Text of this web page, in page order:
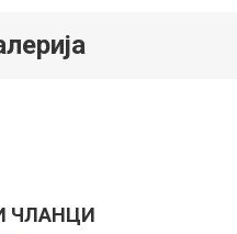
ЧЛАНЦИ